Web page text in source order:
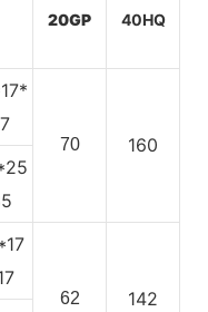
20GP 40HQ
70
160
62
142